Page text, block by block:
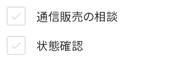
通信販売の相談
状態確認